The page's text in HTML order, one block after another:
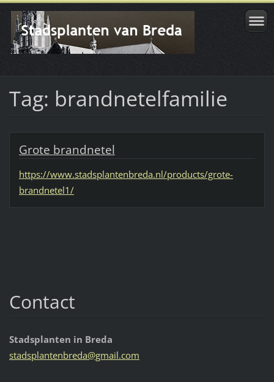
Tag: brandnetelfamilie
Grote brandnetel
https://www.stadsplantenbreda.nl/products/grote-
brandnetel1/
Contact
Stadsplanten in Breda
stadsplantenbreda@gmail.com